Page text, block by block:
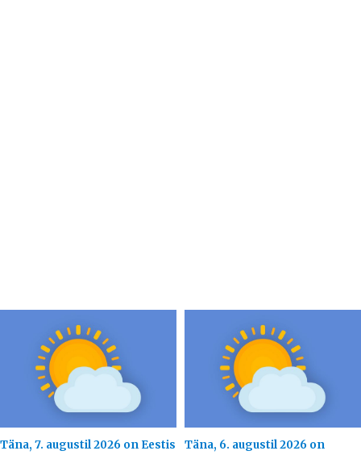
Täna, 7. augustil 2026 on Eestis
Täna, 6. augustil 2026 on